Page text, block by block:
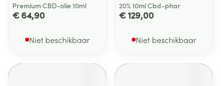
Premium CBD-olie 10ml
€ 64,90
Niet beschikbaar
20% 10ml Cbd-phar
€ 129,00
Niet beschikbaar